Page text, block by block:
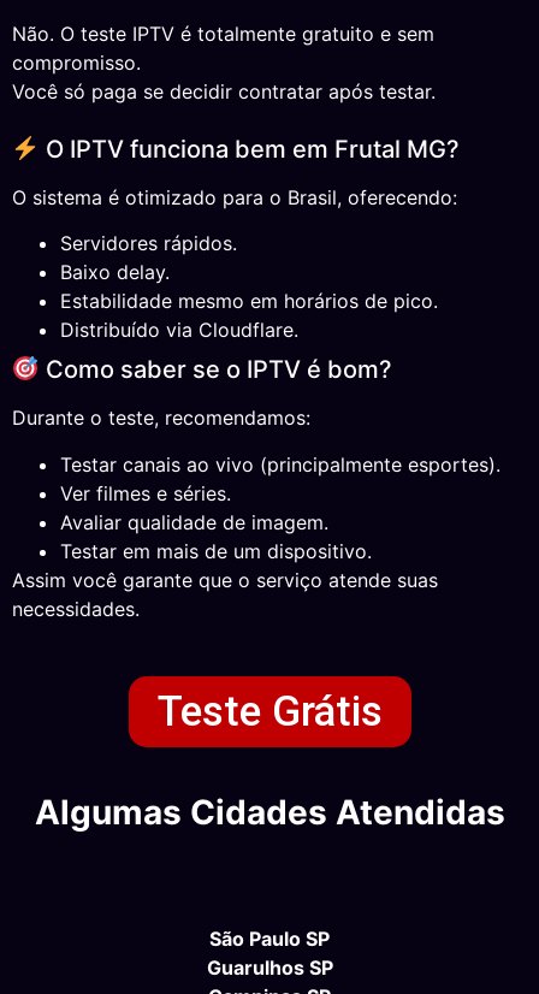
Não. O teste IPTV é totalmente gratuito e sem
compromisso.
Você só paga se decidir contratar após testar.
O IPTV funciona bem em Frutal MG?
O sistema é otimizado para o Brasil, oferecendo:
Servidores rápidos.
Baixo delay.
Estabilidade mesmo em horários de pico.
Distribuído via Cloudflare.
Como saber se o IPTV é bom?
Durante o teste, recomendamos:
Testar canais ao vivo (principalmente esportes).
Ver filmes e séries.
Avaliar qualidade de imagem.
Testar em mais de um dispositivo.
Assim você garante que o serviço atende suas
necessidades.
Teste Grátis
Algumas Cidades Atendidas
São Paulo SP
Guarulhos SP